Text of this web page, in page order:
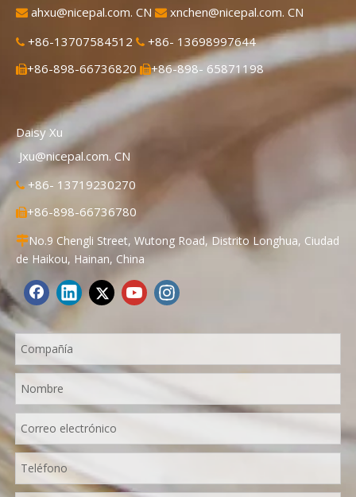
 ahxu@nicepal.com. CN  xnchen@nicepal.com. CN
 +86-13707584512  +86- 13698997644
+86-898-66736820 +86-898- 65871198
Daisy Xu
Jxu@nicepal.com. CN
 +86- 13719230270
+86-898-66736780
No.9 Chengli Street, Wutong Road, Distrito Longhua, Ciudad
de Haikou, Hainan, China